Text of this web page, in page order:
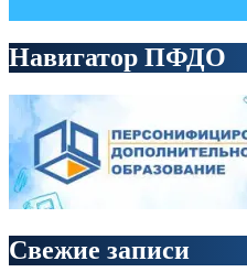
Навигатор ПФДО
Свежие записи